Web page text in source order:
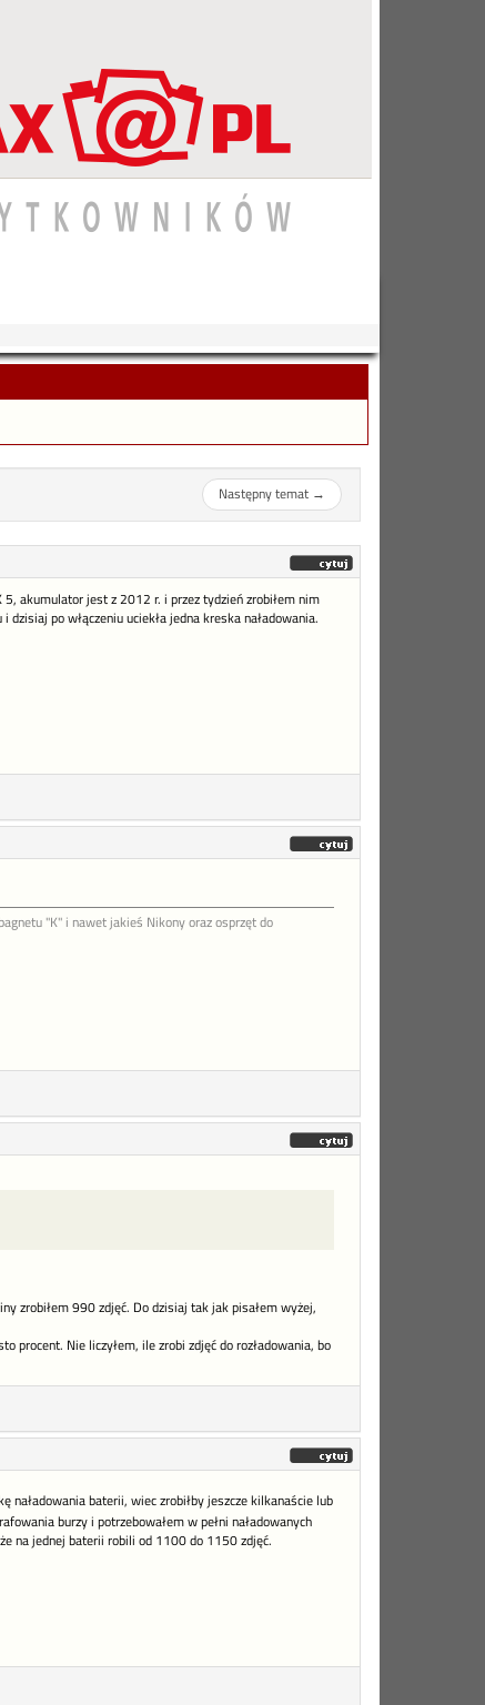
Następny temat→
akumulator jest z 2012 r. i przez tydzień zrobiłem nim
po włączeniu uciekła jedna kreska naładowania.
"K" i nawet jakieś Nikony oraz osprzęt do
zrobiłem 990 zdjęć. Do dzisiaj tak jak pisałem wyżej,
procent. Nie liczyłem, ile zrobi zdjęć do rozładowania, bo
naładowania baterii, wiec zrobiłby jeszcze kilkanaście lub
burzy i potrzebowałem w pełni naładowanych
na jednej baterii robili od 1100 do 1150 zdjęć.